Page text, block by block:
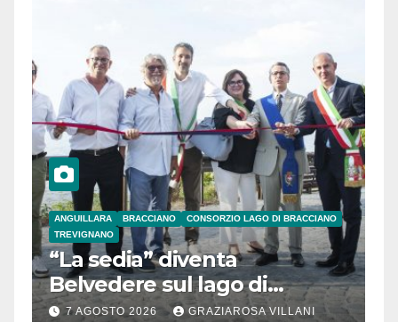
ANGUILLARA BRACCIANO
CONSORZIO LAGO DI BRACCIANO
TREVIGNANO
“La sedia” diventa
Belvedere sul lago di
Bracciano: ieri
7 AGOSTO 2026 GRAZIAROSA VILLANI